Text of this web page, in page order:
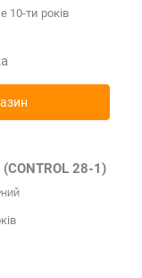
10-ти років
(CONTROL 28-1)